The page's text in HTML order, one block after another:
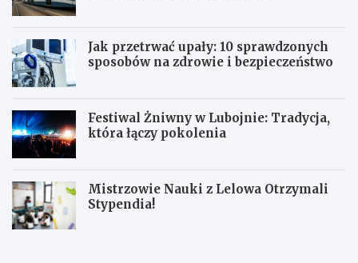
Jak przetrwać upały: 10 sprawdzonych
sposobów na zdrowie i bezpieczeństwo
Festiwal Żniwny w Lubojnie: Tradycja,
która łączy pokolenia
Mistrzowie Nauki z Lelowa Otrzymali
Stypendia!
N
J